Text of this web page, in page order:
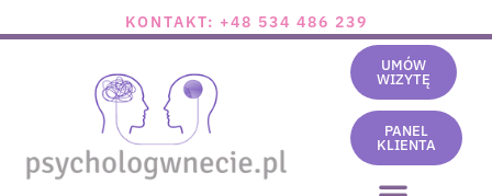
KONTAKT: +48 534 486 239
UMÓW
WIZYTĘ
PANEL
KLIENTA